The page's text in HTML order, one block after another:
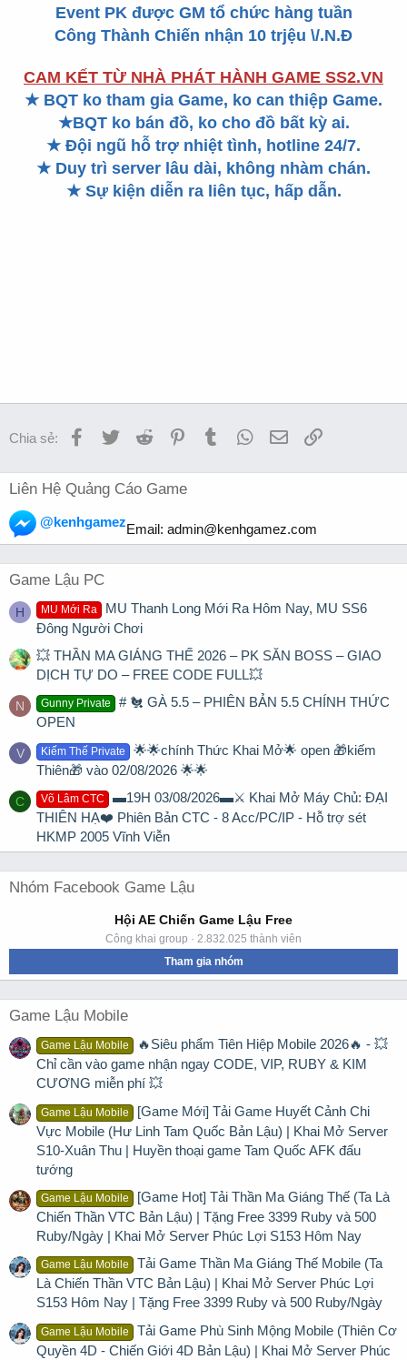
Event PK được GM tổ chức hàng tuần
Công Thành Chiến nhận 10 trjệu \/.N.Đ
CAM KẾT TỪ NHÀ PHÁT HÀNH GAME SS2.VN
★ BQT ko tham gia Game, ko can thiệp Game.
★BQT ko bán đồ, ko cho đồ bất kỳ ai.
★ Đội ngũ hỗ trợ nhiệt tình, hotline 24/7.
★ Duy trì server lâu dài, không nhàm chán.
★ Sự kiện diễn ra liên tục, hấp dẫn.
Chia sẻ: Facebook
TwitterReddit PinterestTumblrWhatsApp
EmailLink
Liên Hệ Quảng Cáo Game
@kenhgamezEmail: admin@kenhgamez.com
Game Lậu PC
H MU Mới Ra
MU Thanh Long Mới Ra Hôm Nay, MU SS6
Đông Người Chơi
💥 THẦN MA GIÁNG THẾ 2026 – PK SĂN BOSS – GIAO
DỊCH TỰ DO – FREE CODE FULL💥
N Gunny Private
# 🐔 GÀ 5.5 – PHIÊN BẢN 5.5 CHÍNH THỨC
OPEN
V Kiếm Thế Private
🌟🌟chính Thức Khai Mở🌟 open 🎁kiếm
Thiên🎁 vào 02/08/2026 🌟🌟
C Võ Lâm CTC
▬19H 03/08/2026▬⚔️ Khai Mở Máy Chủ: ĐẠI
THIÊN HẠ❤️ Phiên Bản CTC - 8 Acc/PC/IP - Hỗ trợ sét
HKMP 2005 Vĩnh Viễn
Nhóm Facebook Game Lậu
Hội AE Chiến Game Lậu Free
Công khai group · 2.832.025 thành viên
Tham gia nhóm
Game Lậu Mobile
Game Lậu Mobile
🔥Siêu phẩm Tiên Hiệp Mobile 2026🔥 - 💥
Chỉ cần vào game nhận ngay CODE, VIP, RUBY & KIM
CƯƠNG miễn phí 💥
Game Lậu Mobile
[Game Mới] Tải Game Huyết Cảnh Chi
Vực Mobile (Hư Linh Tam Quốc Bản Lậu) | Khai Mở Server
S10-Xuân Thu | Huyền thoại game Tam Quốc AFK đấu
tướng
Game Lậu Mobile
[Game Hot] Tải Thần Ma Giáng Thế (Ta Là
Chiến Thần VTC Bản Lậu) | Tặng Free 3399 Ruby và 500
Ruby/Ngày | Khai Mở Server Phúc Lợi S153 Hôm Nay
Game Lậu Mobile
Tải Game Thần Ma Giáng Thế Mobile (Ta
Là Chiến Thần VTC Bản Lậu) | Khai Mở Server Phúc Lợi
S153 Hôm Nay | Tặng Free 3399 Ruby và 500 Ruby/Ngày
Game Lậu Mobile
Tải Game Phù Sinh Mộng Mobile (Thiên Cơ
Quyền 4D - Chiến Giới 4D Bản Lậu) | Khai Mở Server Phúc